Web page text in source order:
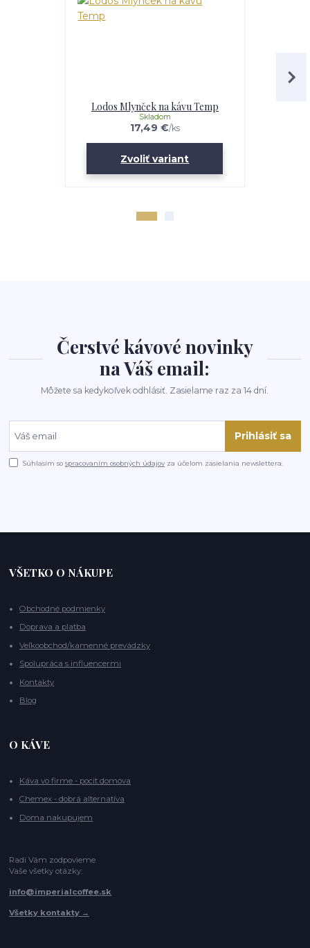
Lodos Mlynček na kávu Temp
17,49 €/ks
Skladom
Zvoliť variant
Čerstvé kávové novinky
na Váš email:
Môžete sa kedykoľvek odhlásiť. Zasielame raz za 14 dní.
Prihlásiť sa
Súhlasím sospracovaním osobných údajov za účelom zasielania newslettera.
VŠETKO O NÁKUPE
Obchodné podmienky
Doprava a platba
Veľkoobchod/kamenné prevádzky
Spolupráca s influencermi
Kontakty
Blog
O KÁVE
Káva vo firme - pocit domova
Chemex - dobrá alternatíva
Doma nakupujem
Radi Vám zodpovieme
Vaše všetky otázky:
info@imperialcoffee.sk
Všetky kontakty →